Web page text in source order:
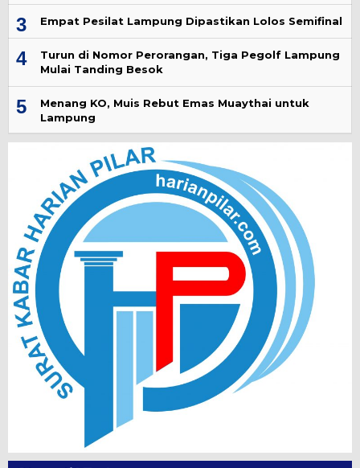
3 Empat Pesilat Lampung Dipastikan Lolos Semifinal
4
Turun di Nomor Perorangan, Tiga Pegolf Lampung
Mulai Tanding Besok
5
Menang KO, Muis Rebut Emas Muaythai untuk
Lampung